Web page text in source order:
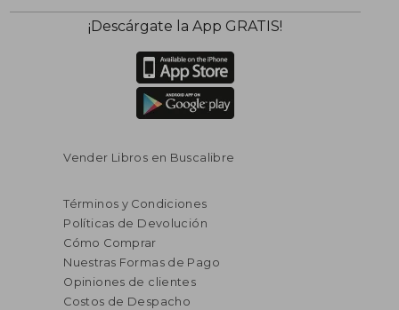
¡Descárgate la App GRATIS!
Vender Libros en Buscalibre
Términos y Condiciones
Políticas de Devolución
Cómo Comprar
Nuestras Formas de Pago
Opiniones de clientes
Costos de Despacho